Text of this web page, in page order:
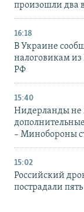
произошли два
16:18
В Украине
налоговикам
РФ
15:40
Нидерланды не
– Минобороны
15:02
Российский
пострадали